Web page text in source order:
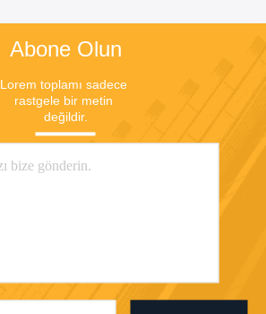
Abone Olun
Lorem toplamı sadece
rastgele bir metin
değildir.